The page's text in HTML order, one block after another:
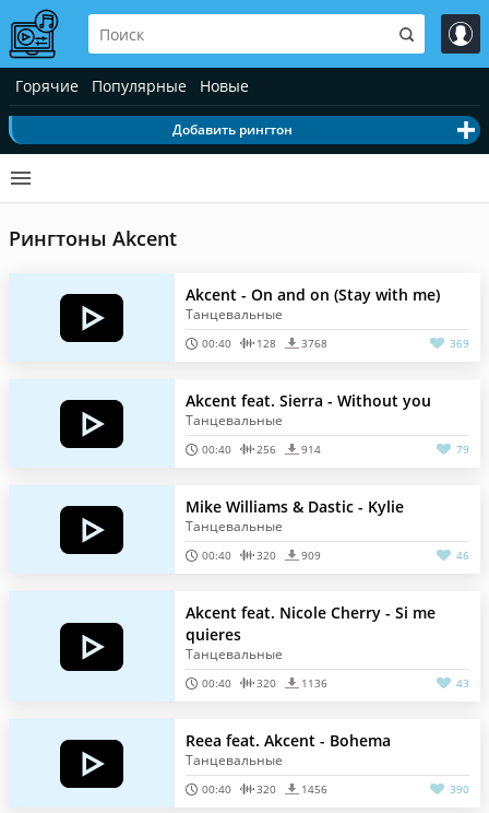
Горячие Популярные Новые
Добавить рингтон
Рингтоны Akcent
Akcent - On and on (Stay with me)
Танцевальные
00:40 128 3768 369
Akcent feat. Sierra - Without you
Танцевальные
00:40 256 914 79
Mike Williams & Dastic - Kylie
Танцевальные
00:40 320 909 46
Akcent feat. Nicole Cherry - Si me
quieres
Танцевальные
00:40 320 1136 43
Reea feat. Akcent - Bohema
Танцевальные
00:40 320 1456 390